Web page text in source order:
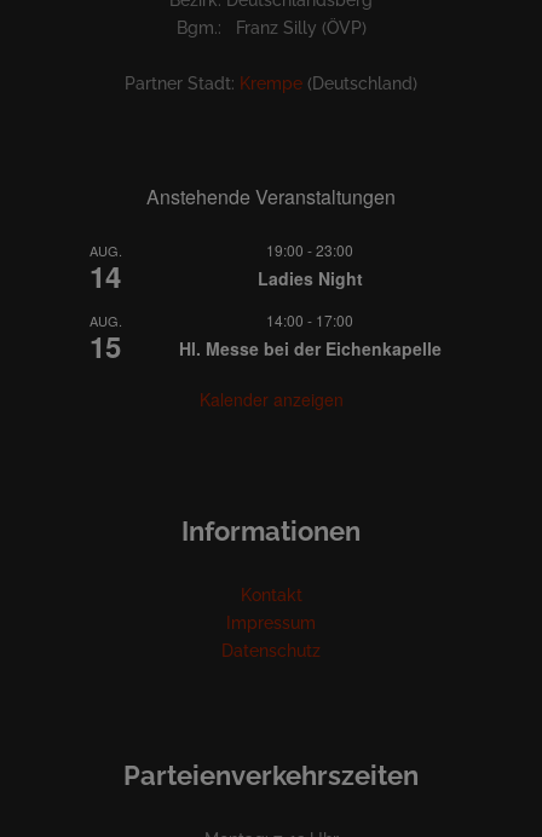
Bgm.: Franz Silly (ÖVP)
Partner Stadt: Krempe (Deutschland)
Anstehende Veranstaltungen
AUG.
14
19:00 -23:00
Ladies Night
AUG.
15
14:00 - 17:00
Hl. Messe bei der Eichenkapelle
Kalender anzeigen
Informationen
Kontakt
Impressum
Datenschutz
Parteienverkehrszeiten